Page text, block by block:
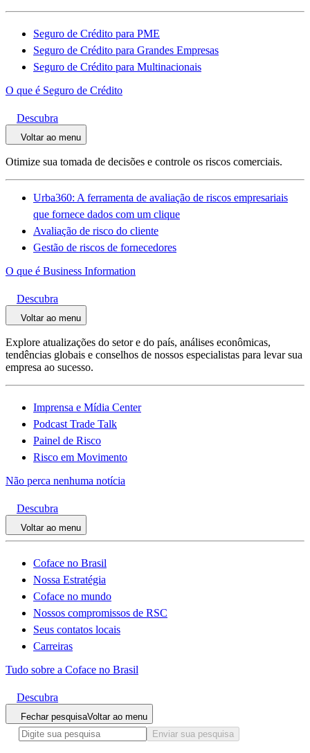
Seguro de Crédito para PME
Seguro de Crédito para Grandes Empresas
Seguro de Crédito para Multinacionais
O que é Seguro de Crédito
Descubra
Voltar ao menu
Otimize sua tomada de decisões e controle os riscos comerciais.
Urba360: A ferramenta de avaliação de riscos empresariais
que fornece dados com um clique
Avaliação de risco do cliente
Gestão de riscos de fornecedores
O que é Business Information
Descubra
Voltar ao menu
Explore atualizações do setor e do país, análises econômicas,
tendências globais e conselhos de nossos especialistas para levar sua
empresa ao sucesso.
Imprensa e Mídia Center
Podcast Trade Talk
Painel de Risco
Risco em Movimento
Não perca nenhuma notícia
Descubra
Voltar ao menu
Coface no Brasil
Nossa Estratégia
Coface no mundo
Nossos compromissos de RSC
Seus contatos locais
Carreiras
Tudo sobre a Coface no Brasil
Descubra
Fechar pesquisaVoltar ao menu
Enviar sua pesquisa